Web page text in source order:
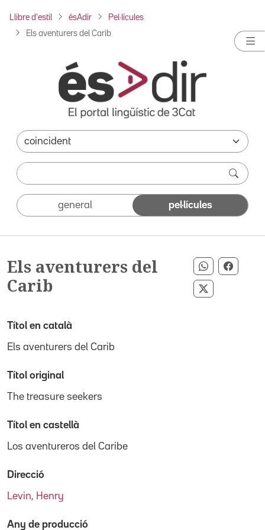
Llibre d'estil ésAdir Pel·lícules
Els aventurers del Carib
general pel·lícules
Els aventurers del
Carib
Compartir
Compartir
Títol en català
Els aventurers del Carib
Títol original
The treasure seekers
Títol en castellà
Los aventureros del Caribe
Direcció
Levin, Henry
Any de producció